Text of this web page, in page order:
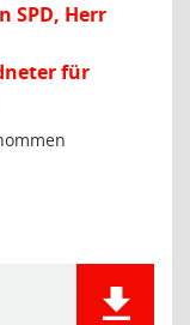
SPD, Herr
für